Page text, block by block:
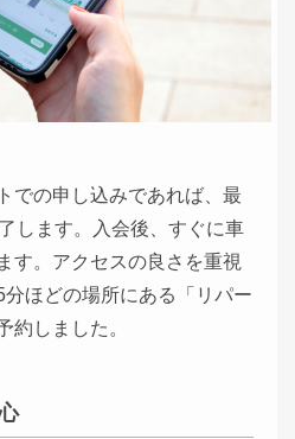
での申し込みであれば、最
します。入会後、すぐに車
す。アクセスの良さを重視
ほどの場所にある「リパー
約しました。